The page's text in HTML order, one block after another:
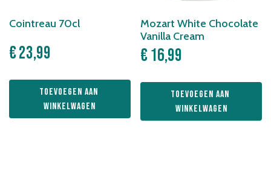
Cointreau 70cl
€23,99
Toevoegen aan
winkelwagen
Mozart White Chocolate
Vanilla Cream
€16,99
Toevoegen aan
winkelwagen